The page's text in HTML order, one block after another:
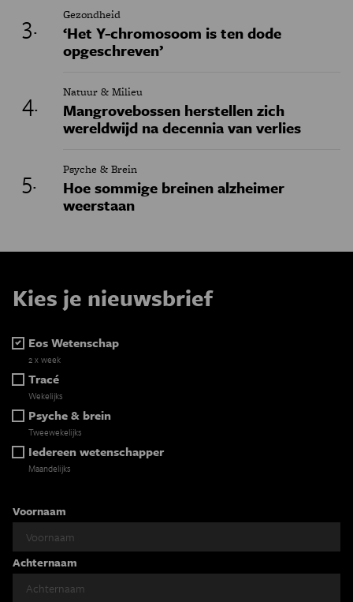
Gezondheid
‘Het Y-chromosoom is ten dode
opgeschreven’
Natuur & Milieu
Mangrovebossen herstellen zich
wereldwijd na decennia van verlies
Psyche & Brein
Hoe sommige breinen alzheimer
weerstaan
Kies je nieuwsbrief
Eos Wetenschap
2 x week
Tracé
Wekelijks
Psyche & brein
Tweewekelijks
Iedereen wetenschapper
Maandelijks
Voornaam
Achternaam